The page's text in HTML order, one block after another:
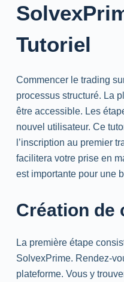
Tutoriel
Commencer le trading
processus structuré. La
être accessible. Les
nouvel utilisateur. Ce
l’inscription au premier
facilitera votre prise en
est importante pour une
Création de
La première étape
SolvexPrime. Rendez-
plateforme. Vous y